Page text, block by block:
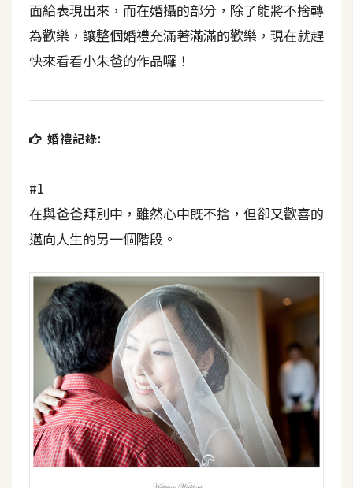
圖
庫
字
型
網
站
設
W
o
r
d
e
s
s
安
面給表現出來，而在婚攝的部分，除了能將不捨轉
為歡樂，讓整個婚禮充滿著滿滿的歡樂，現在就趕
快來看看小朱爸的作品囉！
婚禮記錄:
#1
在與爸爸拜別中，雖然心中既不捨，但卻又歡喜的
邁向人生的另一個階段。